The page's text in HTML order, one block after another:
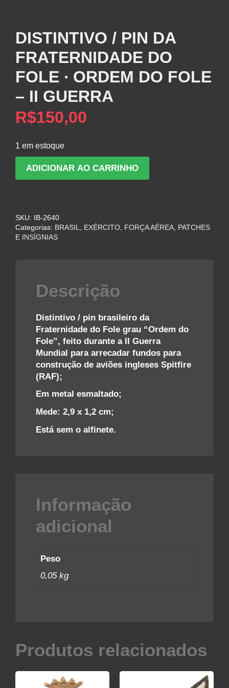
DISTINTIVO / PIN DA
FRATERNIDADE DO
FOLE ∙ ORDEM DO FOLE
– II GUERRA
R$150,00
1 em estoque
DO
FOLE
GUERRA
quantidade
ADICIONAR AO CARRINHO
SKU: IB-2640
Categorias: BRASIL EXÉRCITO FORÇA AÉREA PATCHES
E INSÍGNIAS
Descrição
Distintivo / pin brasileiro da
Fraternidade do Fole grau “Ordem do
Fole”, feito durante a II Guerra
Mundial para arrecadar fundos para
construção de aviões ingleses Spitfire
(RAF);
Em metal esmaltado;
Mede: 2,9 x 1,2 cm;
Está sem o alfinete.
Informação
adicional
Peso
0,05 kg
Produtos relacionados